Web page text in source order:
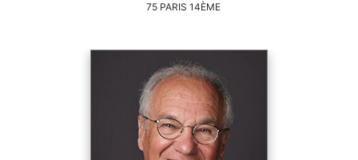
75 PARIS 14ÈME